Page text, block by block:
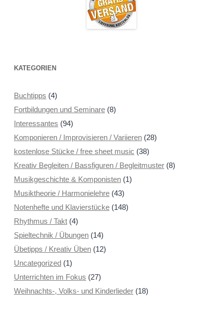
KATEGORIEN
Buchtipps (4)
Fortbildungen und Seminare(8)
Interessantes (94)
Komponieren / Improvisieren / Variieren(28)
kostenlose Stücke / free sheet music (38)
Kreativ Begleiten / Bassfiguren / Begleitmuster(8)
Musikgeschichte & Komponisten(1)
Musiktheorie / Harmonielehre(43)
Notenhefte und Klavierstücke(148)
Rhythmus / Takt(4)
Spieltechnik / Übungen(14)
Übetipps / Kreativ Üben(12)
Uncategorized(1)
Unterrichten im Fokus (27)
Weihnachts-, Volks- und Kinderlieder(18)